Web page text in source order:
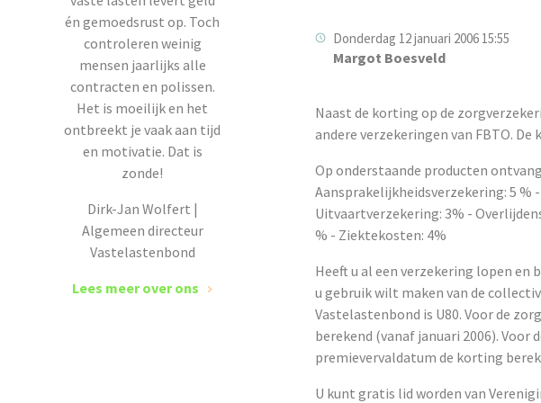
én gemoedsrust op. Toch
controleren weinig
mensen jaarlijks alle
contracten en polissen.
Het is moeilijk en het
ontbreekt je vaak aan tijd
en motivatie. Dat is
zonde!
Dirk-Jan Wolfert |
Algemeen directeur
Vastelastenbond
Lees meer over ons
Donderdag 12 januari 2006 15:55
Margot Boesveld
Naast de korting op de
andere verzekeringen van FBTO.
Op onderstaande producten
Aansprakelijkheidsverzekering: 5 %
Uitvaartverzekering: 3% -
% - Ziektekosten: 4%
Heeft u al een verzekering lopen en
u gebruik wilt maken van de
Vastelastenbond is U80. Voor de
berekend (vanaf januari 2006).
premievervaldatum de korting
U kunt gratis lid worden van